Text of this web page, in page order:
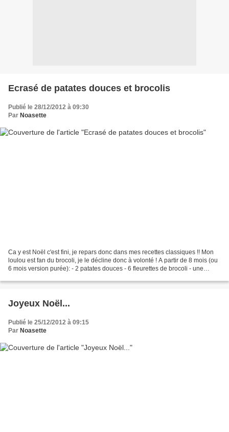
Ecrasé de patates douces et brocolis
Publié le 28/12/2012 à 09:30
Par Noasette
Ca y est Noël c'est fini, je repars donc dans mes recettes classiques !! Mon
loulou est fan du brocoli, je le décline donc à volonté ! A partir de 8 mois (ou
6 mois version purée): - 2 patates douces - 6 fleurettes de brocoli - une
Joyeux Noël...
Publié le 25/12/2012 à 09:15
Par Noasette